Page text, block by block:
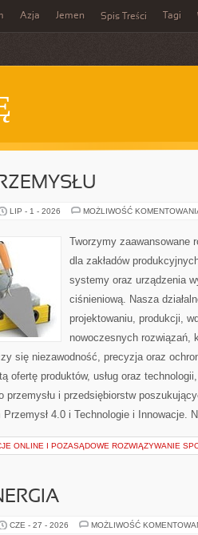
Azja Jemen Spis Treści Tagi
LIP - 1 - 2026 MOŻLIWOŚĆ
Tworzymy zaawansowane
dla zakładów
systemy oraz urządzenia
ciśnieniową. Nasza
projektowaniu, produkcji,
nowoczesnych rozwiązań,
się niezawodność, precyzja oraz
ofertę produktów, usług oraz
przemysłu i przedsiębiorstw
4.0 i Technologie i Innowacje.
ONLINE I POZASĄDOWE ROZWIĄZYWANIE
CZE - 27 - 2026 MOŻLIWOŚĆ